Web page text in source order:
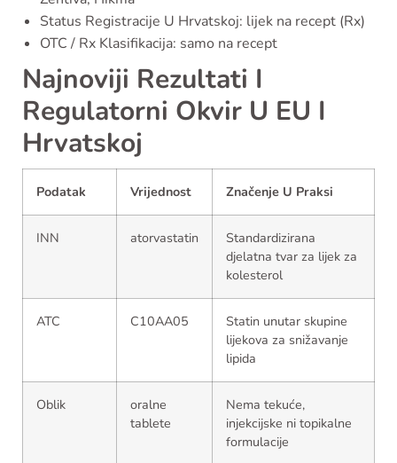
Status Registracije U Hrvatskoj: lijek na recept (Rx)
OTC / Rx Klasifikacija: samo na recept
Najnoviji Rezultati I
Regulatorni Okvir U EU I
Hrvatskoj
Podatak Vrijednost Značenje U Praksi
INN atorvastatin
Standardizirana
djelatna tvar za lijek za
kolesterol
ATC C10AA05
Statin unutar skupine
lijekova za snižavanje
lipida
Oblik
oralne
tablete
Nema tekuće,
injekcijske ni topikalne
formulacije